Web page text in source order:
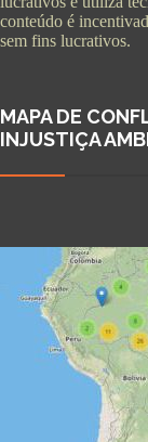
conteúdo é
sem fins lucrativos.
MAPA DE
INJUSTIÇA